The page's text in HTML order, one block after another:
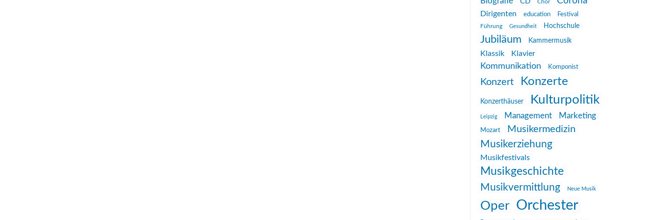
Chor
Dirigenten education
Festival
Führung
Gesundheit Hochschule
Jubiläum Kammermusik
Klassik Klavier
Kommunikation Komponist
Konzert Konzerte
Konzerthäuser Kulturpolitik
Leipzig Management Marketing
Mozart Musikermedizin
Musikerziehung
Musikfestivals
Musikgeschichte
Musikvermittlung Neue Musik
Oper Orchester